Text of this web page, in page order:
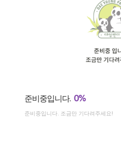
준비중입니다. 0%
준비중입니다. 조금만 기다려주세요!